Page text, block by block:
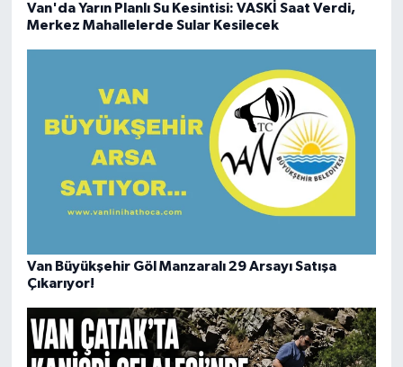
Van'da Yarın Planlı Su Kesintisi: VASKİ Saat Verdi,
Merkez Mahallelerde Sular Kesilecek
Van Büyükşehir Göl Manzaralı 29 Arsayı Satışa
Çıkarıyor!